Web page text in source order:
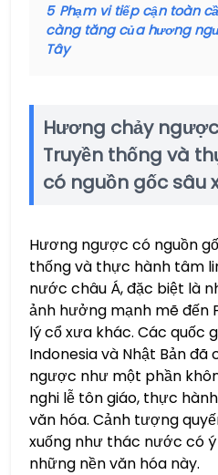
5 Phạm vi tiếp cận toàn
càng tăng của hương
Tây
Hương chảy
Truyền thống và
có nguồn gốc sâu
Hương ngược có nguồn
thống và thực hành tâm
nước châu Á, đặc biệt là
ảnh hưởng mạnh mẽ đến
lý cổ xưa khác. Các quốc
Indonesia và Nhật Bản đã
ngược như một phần
nghi lễ tôn giáo, thực
văn hóa. Cảnh tượng
xuống như thác nước có
những nền văn hóa này.